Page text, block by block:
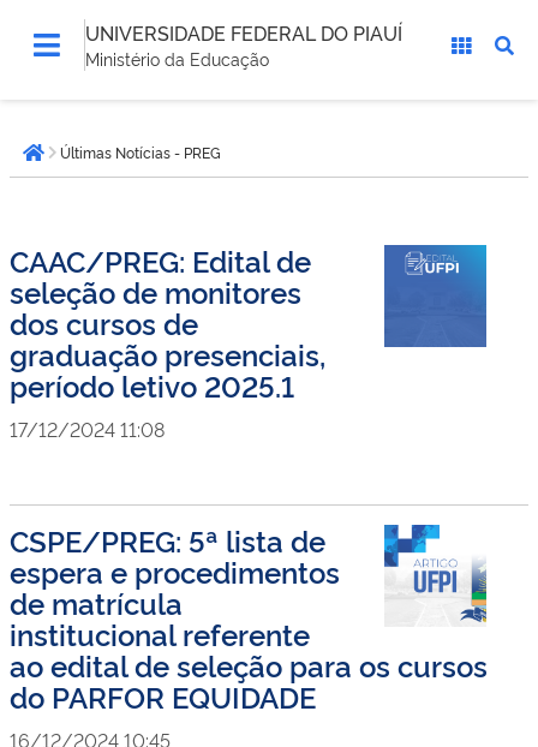
UNIVERSIDADE FEDERAL DO PIAUÍ
Ministério da Educação
está
aqui:Página inicial
Últimas Notícias - PREG
CAAC/PREG: Edital de
seleção de monitores
dos cursos de
graduação presenciais,
período letivo 2025.1
17/12/2024 11:08
CSPE/PREG: 5ª lista de
espera e procedimentos
de matrícula
institucional referente
ao edital de seleção para os cursos
do PARFOR EQUIDADE
16/12/2024 10:45